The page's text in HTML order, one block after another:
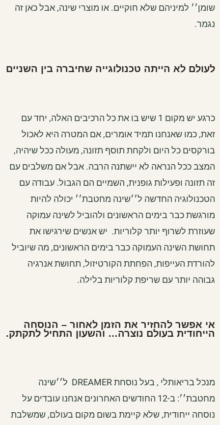
שומן׳׳ למיניהם שלא חוקיים. או מוצרי שינה, אבל כאן זה
נגמר.
לעולם לא הייתה טכנולוגייה שחיברה בין השניים
כרגע יש מקום 1 שיש בו את כל הרכיבים האלה, יחד עם
זאת, כמו שאנחנו תמיד אומרים, אם המטרה היא לאכול
בורקסים כל היום ולקחת תוסף תזונה, מעולה ככל שיהיה,
המצב ככל הנראה לא יישתנה הרבה. אבל אם משלבים עם
זה תזונה ופעילות גופנית, השמיים הם הגבול. עבודה עם
הטכנולוגיה החדשה ל׳׳שינה מחטבת׳׳ יכולה להיות
מורגשת כבר בימים הראשונים ולהוביל לשינה עמוקה
שעוזרת לשרוף יותר קלוריות. יש אנשים שירגישו את
תחושת השינה העמוקה כבר בימים הראשונים, מה שיוביל
להורדת העייפות, הפחתת הקורטיזול, תחושת אנרגיה
גבוהה יותר עם שריפת קלוריות בלילה.
אי אפשר להחזיר את הזמן לאחור – הנוסחה
הייחודית בעולם נוצרה… והשעון התחיל לתקתק.
מנכל בריאותלי , בעל נוסחת DREAMER ל׳׳שינה
מחטבת׳׳: ב-12 החודשים האחרונים אנחנו עובדים על
נוסחה ייחודית, שלא קיימת בשום מקום בעולם, שמשלבת